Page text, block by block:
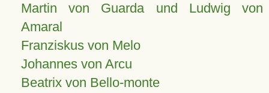
Martin von Guarda und Ludwig von
Amaral
Franziskus von Melo
Johannes von Arcu
Beatrix von Bello-monte